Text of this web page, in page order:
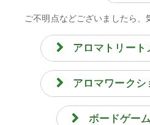
ご不明点などございましたら、
アロマトリート
アロマワークシ
ボードゲー